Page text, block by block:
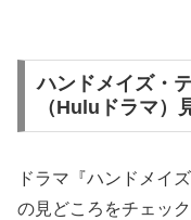
ハンドメイズ・
（Huluドラマ）
ドラマ『ハンドメイ
の見どころをチェッ